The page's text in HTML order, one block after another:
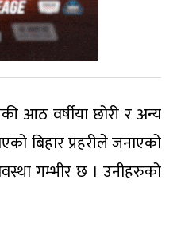
आठ वर्षीया छोरी र अन्य
बिहार प्रहरीले जनाएको
गम्भीर छ । उनीहरुको